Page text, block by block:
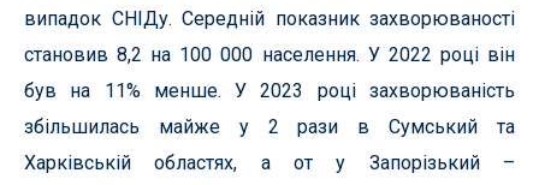
випадок СНІДу. Середній показник захворюваності
становив 8,2 на 100 000 населення. У 2022 році він
був на 11% менше. У 2023 році захворюваність
збільшилась майже у 2 рази в Сумський та
Харківській областях, а от у Запорізький –